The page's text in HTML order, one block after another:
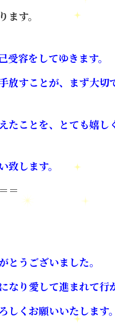
す。
受容をしてゆきます。
すことが、 まず大切
たことを、
とても嬉し
します。
＝
とうございました。
なり愛して進まれて行
くお願いいたします。